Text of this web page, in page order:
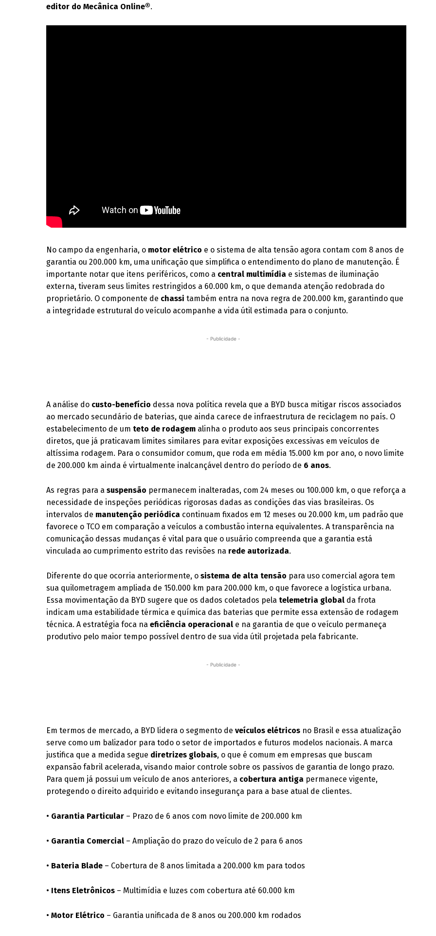
editor do Mecânica Online®.
No campo da engenharia, o motor elétrico e o sistema de alta tensão agora contam com 8 anos de
garantia ou 200.000 km, uma unificação que simplifica o entendimento do plano de manutenção. É
importante notar que itens periféricos, como a central multimídia e sistemas de iluminação
externa, tiveram seus limites restringidos a 60.000 km, o que demanda atenção redobrada do
proprietário. O componente de chassi também entra na nova regra de 200.000 km, garantindo que
a integridade estrutural do veículo acompanhe a vida útil estimada para o conjunto.
- Publicidade -
A análise do custo-benefício dessa nova política revela que a BYD busca mitigar riscos associados
ao mercado secundário de baterias, que ainda carece de infraestrutura de reciclagem no país. O
estabelecimento de um teto de rodagem alinha o produto aos seus principais concorrentes
diretos, que já praticavam limites similares para evitar exposições excessivas em veículos de
altíssima rodagem. Para o consumidor comum, que roda em média 15.000 km por ano, o novo limite
de 200.000 km ainda é virtualmente inalcançável dentro do período de 6 anos.
As regras para asuspensão permanecem inalteradas, com 24 meses ou 100.000 km, o que reforça a
necessidade de inspeções periódicas rigorosas dadas as condições das vias brasileiras. Os
intervalos de manutenção periódica continuam fixados em 12 meses ou 20.000 km, um padrão que
favorece o TCO em comparação a veículos a combustão interna equivalentes. A transparência na
comunicação dessas mudanças é vital para que o usuário compreenda que a garantia está
vinculada ao cumprimento estrito das revisões na rede autorizada.
Diferente do que ocorria anteriormente, osistema de alta tensão para uso comercial agora tem
sua quilometragem ampliada de 150.000 km para 200.000 km, o que favorece a logística urbana.
Essa movimentação da BYD sugere que os dados coletados pela telemetria global da frota
indicam uma estabilidade térmica e química das baterias que permite essa extensão de rodagem
técnica. A estratégia foca naeficiência operacional e na garantia de que o veículo permaneça
produtivo pelo maior tempo possível dentro de sua vida útil projetada pela fabricante.
- Publicidade -
Em termos de mercado, a BYD lidera o segmento deveículos elétricos no Brasil e essa atualização
serve como um balizador para todo o setor de importados e futuros modelos nacionais. A marca
justifica que a medida segue diretrizes globais, o que é comum em empresas que buscam
expansão fabril acelerada, visando maior controle sobre os passivos de garantia de longo prazo.
Para quem já possui um veículo de anos anteriores, a cobertura antiga permanece vigente,
protegendo o direito adquirido e evitando insegurança para a base atual de clientes.
• Garantia Particular – Prazo de 6 anos com novo limite de 200.000 km
• Garantia Comercial – Ampliação do prazo do veículo de 2 para 6 anos
• Bateria Blade – Cobertura de 8 anos limitada a 200.000 km para todos
• Itens Eletrônicos – Multimídia e luzes com cobertura até 60.000 km
•Motor Elétrico – Garantia unificada de 8 anos ou 200.000 km rodados